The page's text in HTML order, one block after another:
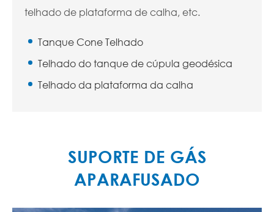
telhado de plataforma de calha, etc.
Tanque Cone Telhado
Telhado do tanque de cúpula geodésica
Telhado da plataforma da calha
SUPORTE DE GÁS
APARAFUSADO